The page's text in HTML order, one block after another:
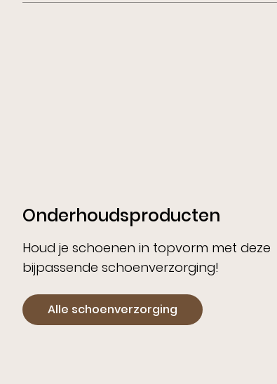
Onderhoudsproducten
Houd je schoenen in topvorm met deze
bijpassende schoenverzorging!
Alle schoenverzorging